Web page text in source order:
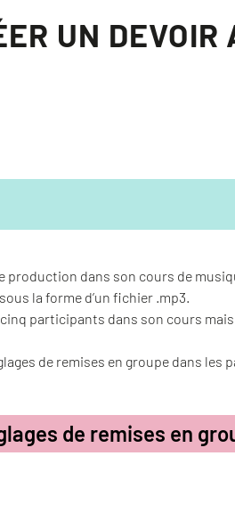
UN
production dans son cours de
la forme d’un fichier .mp3.
participants dans son cours
de remises en groupe dans les
de remises en